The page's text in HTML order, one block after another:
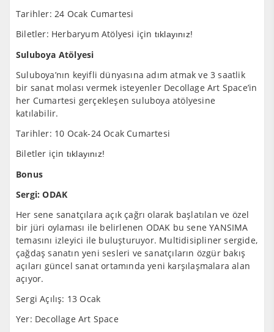
Tarihler: 24 Ocak Cumartesi
Biletler: Herbaryum Atölyesi için tıklayınız!
Suluboya Atölyesi
Suluboya’nın keyifli dünyasına adım atmak ve 3 saatlik
bir sanat molası vermek isteyenler Decollage Art Space’in
her Cumartesi gerçekleşen suluboya atölyesine
katılabilir.
Tarihler: 10 Ocak-24 Ocak Cumartesi
Biletler için tıklayınız!
Bonus
Sergi: ODAK
Her sene sanatçılara açık çağrı olarak başlatılan ve özel
bir jüri oylaması ile belirlenen ODAK bu sene YANSIMA
temasını izleyici ile buluşturuyor. Multidisipliner sergide,
çağdaş sanatın yeni sesleri ve sanatçıların özgür bakış
açıları güncel sanat ortamında yeni karşılaşmalara alan
açıyor.
Sergi Açılış: 13 Ocak
Yer: Decollage Art Space